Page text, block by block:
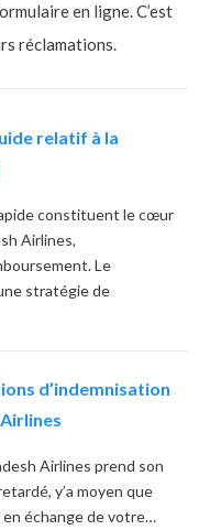
en ligne. C’est
réclamations.
relatif à la
constituent le cœur
Airlines,
Le
stratégie de
d’indemnisation
Airlines prend son
y’a moyen que
en échange de votre…